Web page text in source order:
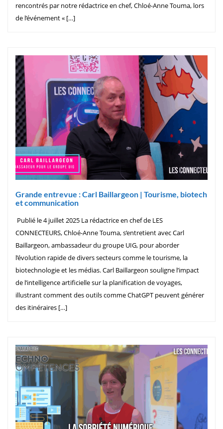
rencontrés par notre rédactrice en chef, Chloé-Anne Touma, lors
de l’événement « […]
Grande entrevue : Carl Baillargeon | Tourisme, biotech
et communication
Publié le 4 juillet 2025 La rédactrice en chef de LES
CONNECTEURS, Chloé-Anne Touma, s’entretient avec Carl
Baillargeon, ambassadeur du groupe UIG, pour aborder
l’évolution rapide de divers secteurs comme le tourisme, la
biotechnologie et les médias. Carl Baillargeon souligne l’impact
de l’intelligence artificielle sur la planification de voyages,
illustrant comment des outils comme ChatGPT peuvent générer
des itinéraires […]